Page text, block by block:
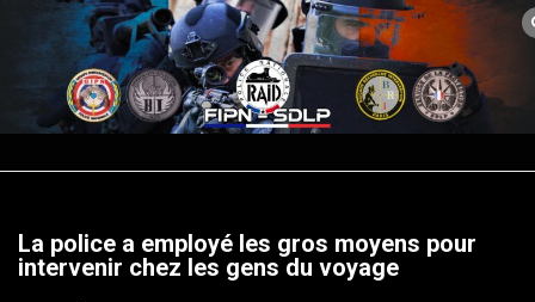
content
La police a employé les gros moyens pour
intervenir chez les gens du voyage